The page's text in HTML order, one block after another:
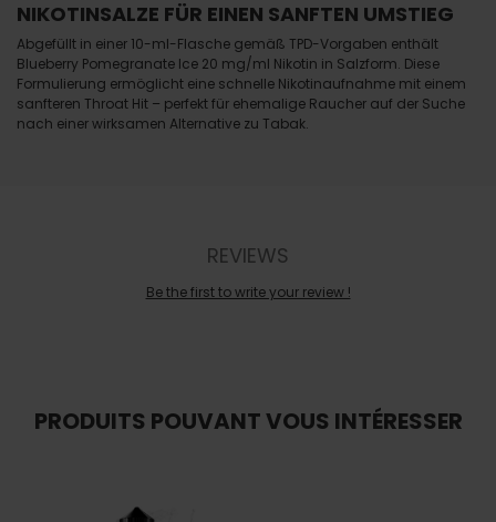
NIKOTINSALZE FÜR EINEN SANFTEN UMSTIEG
Abgefüllt in einer 10-ml-Flasche gemäß TPD-Vorgaben enthält
Blueberry Pomegranate Ice 20 mg/ml Nikotin in Salzform. Diese
Formulierung ermöglicht eine schnelle Nikotinaufnahme mit einem
sanfteren Throat Hit – perfekt für ehemalige Raucher auf der Suche
nach einer wirksamen Alternative zu Tabak.
REVIEWS
Be the first to write your review !
PRODUITS POUVANT VOUS INTÉRESSER